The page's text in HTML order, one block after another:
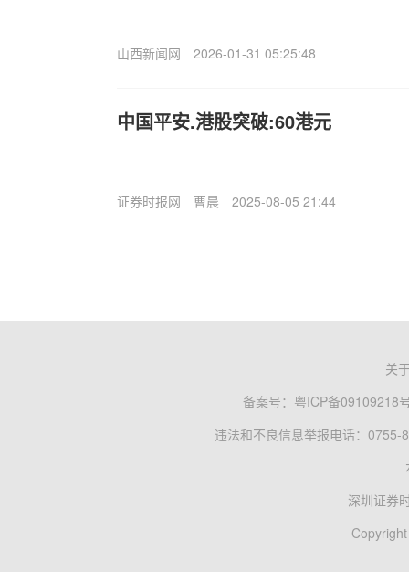
山西新闻网 2026-01-31 05:25:48
中国平安.港股突破:60港元
证券时报网 曹晨 2025-08-05 21:44
关
备案号： 粤ICP备09109218
违法和不良信息举报电话：0755-
深圳证券